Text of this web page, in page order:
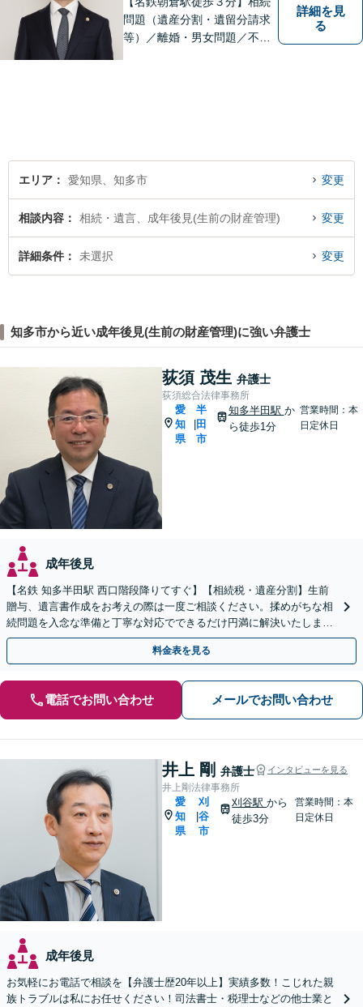
問題（遺産分割・遺留分請求
等）／離婚・男女問題／不動
詳細を見
る
エリア 愛知県、知多市 変更
相談内容 相続・遺言、成年後見(生前の財産管理) 変更
詳細条件 未選択 変更
知多市から近い成年後見(生前の財産管理)に強い弁護士
荻須 茂生 弁護士
荻須総合法律事務所
愛
知
県
半
田
市
知多半田駅 か
ら徒歩1分
営業時間：本
日定休日
成年後見
【名鉄 知多半田駅 西口階段降りてすぐ】【相続税・遺産分割】生前
贈与、遺言書作成をお考えの際は一度ご相談ください。揉めがちな相
続問題を入念な準備と丁寧な対応でできるだけ円満に解決いたしま
す。他士業連携で手間も最小限に。【初回相談30分無料】
料金表を見る
電話でお問い合わせ メールでお問い合わせ
井上 剛 弁護士 インタビューを見る
井上剛法律事務所
愛
知
県
刈
谷
市
刈谷駅から
徒歩3分
営業時間：本
日定休日
成年後見
お気軽にお電話で相談を【弁護士歴20年以上】実績多数！こじれた親
族トラブルは私にお任せください！司法書士・税理士などの他士業と